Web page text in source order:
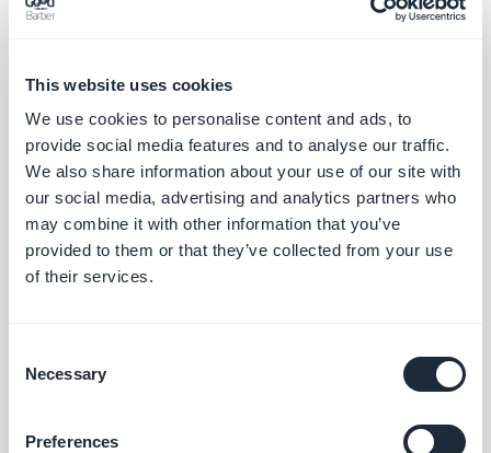
This website uses cookies
We use cookies to personalise content and ads, to
provide social media features and to analyse our traffic.
We also share information about your use of our site with
our social media, advertising and analytics partners who
may combine it with other information that you’ve
provided to them or that they’ve collected from your use
of their services.
Selection
Necessary
Preferences
dei cambiamenti di programma, la creazione di
una nuova collezione o un cambio di indirizzo o di
concetto. Solo le app possono offrire questa
vicinanza all'utente finale perché è il modo migliore
per contattarlo sul suo strumento preferito: il suo
-Click and collect (+ pagamento offline)